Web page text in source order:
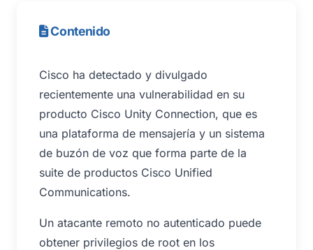
Contenido
Cisco ha detectado y divulgado
recientemente una vulnerabilidad en su
producto Cisco Unity Connection, que es
una plataforma de mensajería y un sistema
de buzón de voz que forma parte de la
suite de productos Cisco Unified
Communications.
Un atacante remoto no autenticado puede
obtener privilegios de root en los